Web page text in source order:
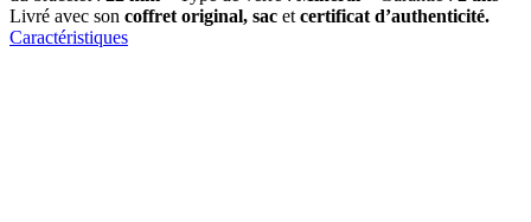
Livré avec son coffret original, sac et certificat d’authenticité.
Caractéristiques